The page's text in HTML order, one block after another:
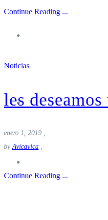
Inicio
Continue Reading ...
Noticias
les
enero 1, 2019 ,
by Avicavica ,
Continue Reading ...